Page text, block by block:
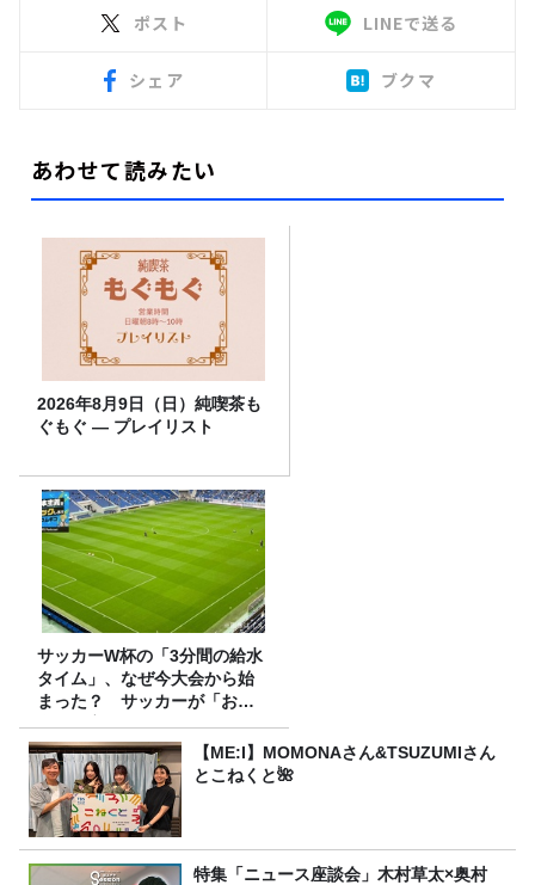
ポスト LINEで送る
シェア ブクマ
あわせて読みたい
2026年8月9日（日）純喫茶も
ぐもぐ ― プレイリスト
サッカーW杯の「3分間の給水
タイム」、なぜ今大会から始
まった？ サッカーが「お
金」に変わる仕組み
【ME:I】MOMONAさん&TSUZUMIさん
とこねくと🌺
特集「ニュース座談会」木村草太×奥村